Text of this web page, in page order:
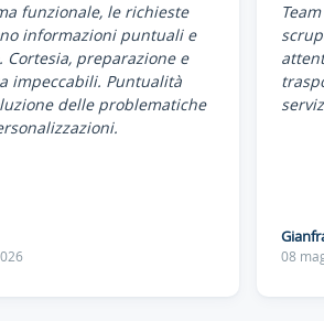
funzionale, le richieste
informazioni puntuali e
Cortesia, preparazione e
impeccabili. Puntualità
delle problematiche
08